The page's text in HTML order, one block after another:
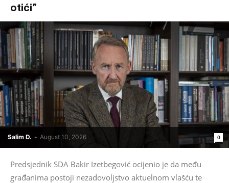
otići”
Salim D. - August 10, 2026 0
Predsjednik SDA Bakir Izetbegović ocijenio je da među
građanima postoji nezadovoljstvo aktuelnom vlašću te